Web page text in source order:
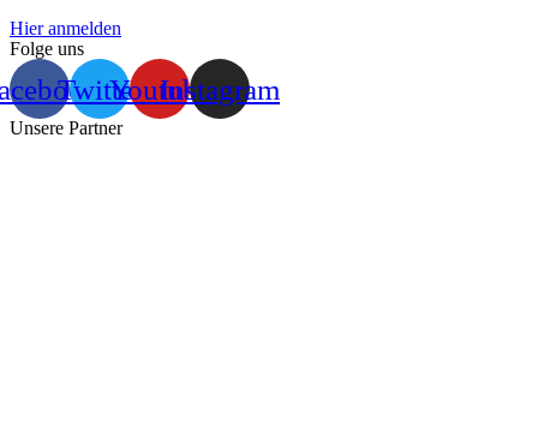
Hier anmelden
Folge uns
TwitterYoutubeInstagram
Unsere Partner